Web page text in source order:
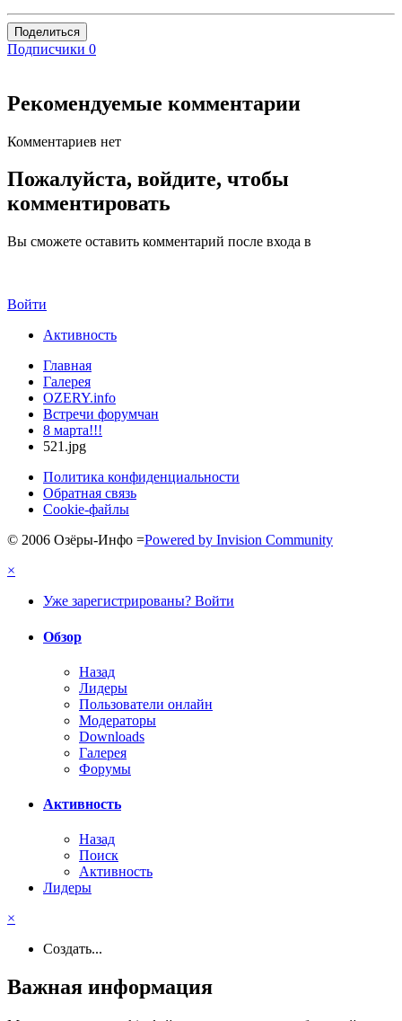
Поделиться
Подписчики 0
Рекомендуемые комментарии
Комментариев нет
Пожалуйста, войдите, чтобы
комментировать
Вы сможете оставить комментарий после входа в
Войти
Активность
Главная
Галерея
OZERY.info
Встречи форумчан
8 марта!!!
521.jpg
Политика конфиденциальности
Обратная связь
Cookie-файлы
© 2006 Озёры-Инфо =Powered by Invision Community
×
Уже зарегистрированы? Войти
Обзор
Назад
Лидеры
Пользователи онлайн
Модераторы
Downloads
Галерея
Форумы
Активность
Назад
Поиск
Активность
Лидеры
×
Создать...
Важная информация